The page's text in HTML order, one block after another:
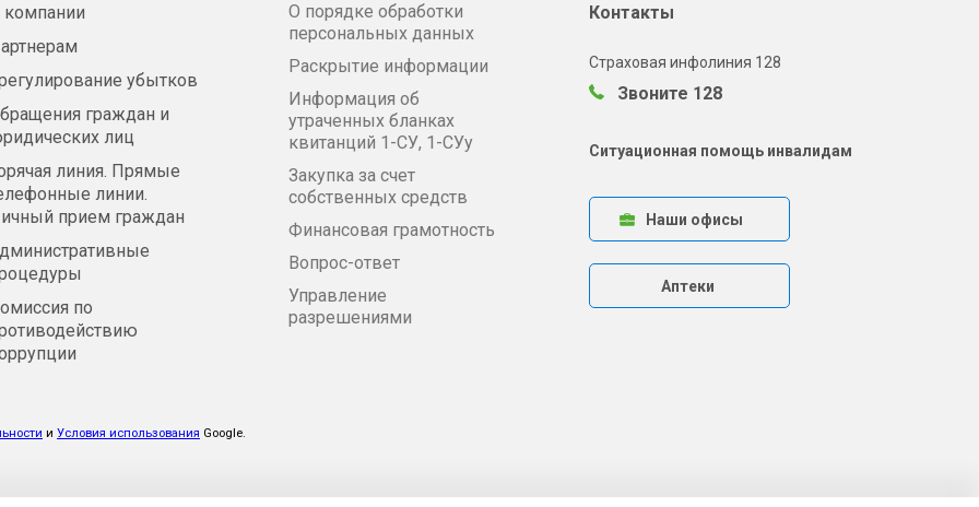
убытков
граждан и
лиц
линия. Прямые
линии.
прием граждан
по
О порядке обработки
персональных данных
Раскрытие информации
Информация об
утраченных бланках
квитанций 1-СУ, 1-СУу
Закупка за счет
собственных средств
Финансовая грамотность
Вопрос-ответ
Управление
разрешениями
Контакты
Страховая инфолиния 128
Звоните 128
Ситуационная помощь инвалидам
Наши офисы
Аптеки
и Условия использования Google.